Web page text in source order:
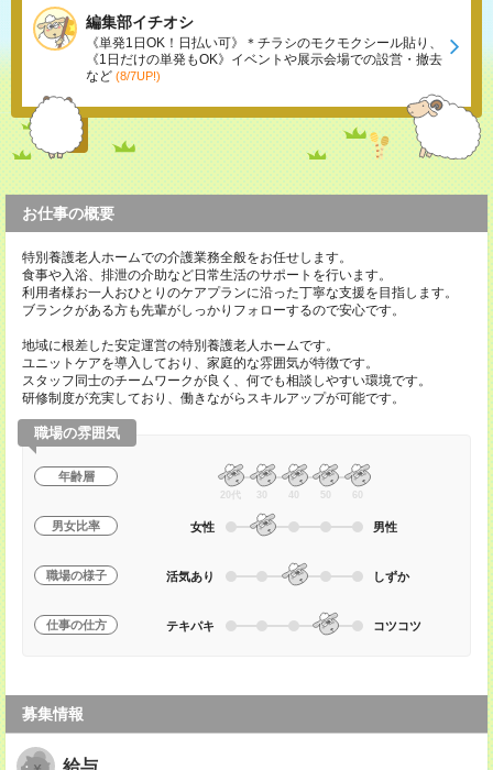
編集部イチオシ
《単発1日OK！日払い可》＊チラシのモクモクシール貼り、
《1日だけの単発もOK》イベントや展示会場での設営・撤去
など (8/7UP!)
お仕事の概要
特別養護老人ホームでの介護業務全般をお任せします。
食事や入浴、排泄の介助など日常生活のサポートを行います。
利用者様お一人おひとりのケアプランに沿った丁寧な支援を目指します。
ブランクがある方も先輩がしっかりフォローするので安心です。
地域に根差した安定運営の特別養護老人ホームです。
ユニットケアを導入しており、家庭的な雰囲気が特徴です。
スタッフ同士のチームワークが良く、何でも相談しやすい環境です。
研修制度が充実しており、働きながらスキルアップが可能です。
職場の雰囲気
年齢層
20代 30 40 50 60
男女比率 女性 男性
職場の様子 活気あり しずか
仕事の仕方 テキパキ コツコツ
募集情報
給与